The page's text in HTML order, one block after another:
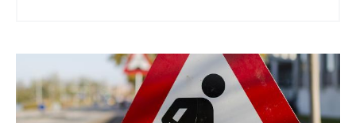
na
de
zomer